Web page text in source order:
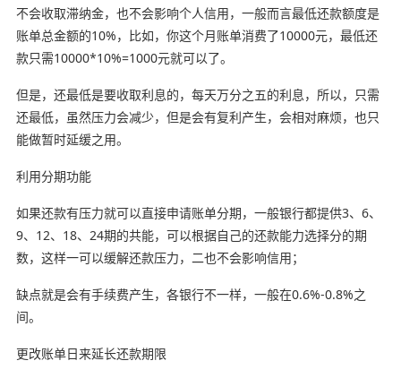
不会收取滞纳金，也不会影响个人信用，一般而言最低还款额度是
账单总金额的10%，比如，你这个月账单消费了10000元，最低还
款只需10000*10%=1000元就可以了。
但是，还最低是要收取利息的，每天万分之五的利息，所以，只需
还最低，虽然压力会减少，但是会有复利产生，会相对麻烦，也只
能做暂时延缓之用。
利用分期功能
如果还款有压力就可以直接申请账单分期，一般银行都提供3、6、
9、12、18、24期的共能，可以根据自己的还款能力选择分的期
数，这样一可以缓解还款压力，二也不会影响信用；
缺点就是会有手续费产生，各银行不一样，一般在0.6%-0.8%之
间。
更改账单日来延长还款期限